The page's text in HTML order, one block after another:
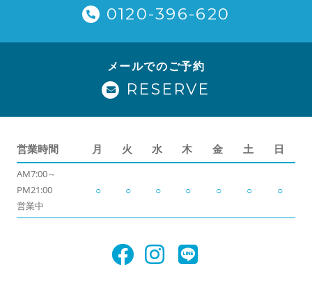
0120-396-620
メールでのご予約
RESERVE
営業時間 月 火 水 木 金 土 日
AM7:00～
PM21:00
営業中
○ ○ ○ ○ ○ ○ ○